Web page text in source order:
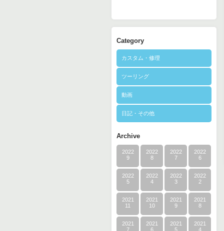
Category
カスタム・修理
ツーリング
動画
日記・その他
Archive
2022
9
2022
8
2022
7
2022
6
2022
5
2022
4
2022
3
2022
2
2021
11
2021
10
2021
9
2021
8
2021
7
2021
6
2021
5
2021
4